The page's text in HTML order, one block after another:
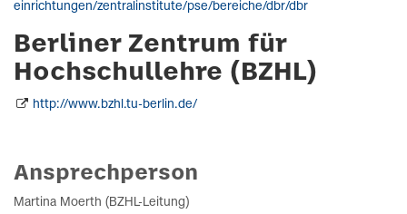
einrichtungen/zentralinstitute/pse/bereiche/dbr/dbr
Berliner Zentrum für
Hochschullehre (BZHL)
http://www.bzhl.tu-berlin.de/
Ansprechperson
Martina Moerth (BZHL-Leitung)